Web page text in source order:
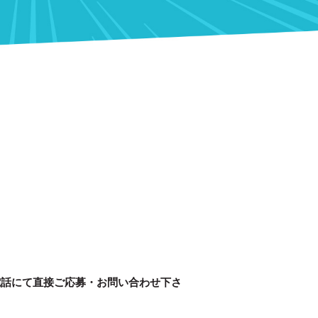
にて直接ご応募・お問い合わせ下さ